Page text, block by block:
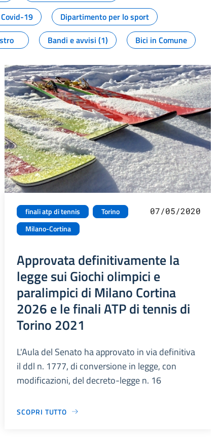
19
Dipartimento per lo sport
Bandi e avvisi (1) Bici in Comune
finali atp di tennis
Torino
Milano-Cortina
07/05/2020
Approvata definitivamente la
legge sui Giochi olimpici e
paralimpici di Milano Cortina
2026 e le finali ATP di tennis di
Torino 2021
L'Aula del Senato ha approvato in via definitiva
il ddl n. 1777, di conversione in legge, con
modificazioni, del decreto-legge n. 16
SCOPRI TUTTO